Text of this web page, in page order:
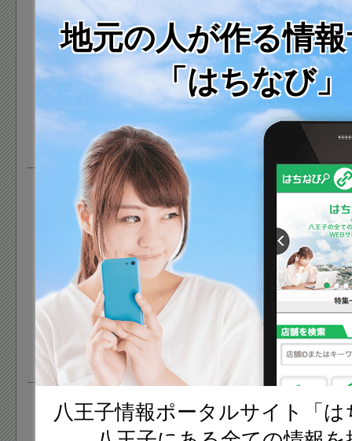
幹線道路は国
道20号(甲州街
電車はJR中央
線、八高線、
複数路線があ
南の多摩丘陵
丘陵に囲まれ
為、東京都心
夏は暑く、冬
う気候、天気
ます。
人口は都内の
第1位の約57
おり、ミシュ
を獲得した「
や、「武蔵野
御陵）」、北
って築かれた
子城跡」など
スポットがあ
王子市役所周
の支流になる
子駅周辺では
やドラマなど
われており、
数のロケ地と
も
八王子の産業
地場産業は古
（ようさん）
が有名であり
地八王子から
ぶ為に使用さ
現在も絹の道
ます。
も
八王子の歴史
地元の人が作る情
「はちなび」
八王子情報ポータルサイト「